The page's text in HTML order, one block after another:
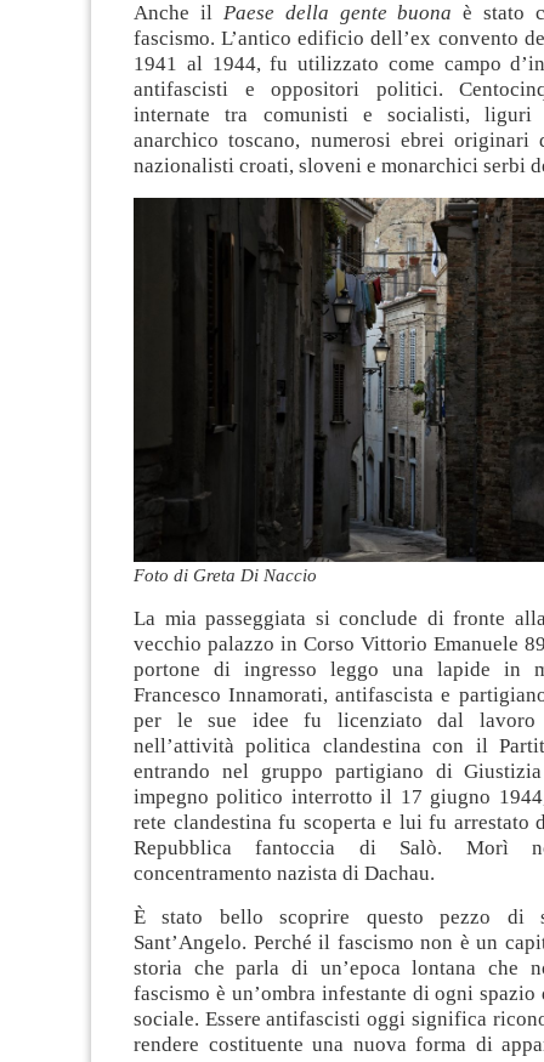
Anche il Paese della gente buona è stato
fascismo. L’antico edificio dell’ex convento
1941 al 1944, fu utilizzato come campo
antifascisti e oppositori politici.
internate tra comunisti e socialisti,
anarchico toscano, numerosi ebrei originari
nazionalisti croati, sloveni e monarchici serbi
Foto di Greta Di Naccio
La mia passeggiata si conclude di fronte
vecchio palazzo in Corso Vittorio Emanuele
portone di ingresso leggo una lapide in
Francesco Innamorati, antifascista e
per le sue idee fu licenziato dal lavoro
nell’attività politica clandestina con il
entrando nel gruppo partigiano di
impegno politico interrotto il 17 giugno
rete clandestina fu scoperta e lui fu arrestato
Repubblica fantoccia di Salò. Morì
concentramento nazista di Dachau.
È stato bello scoprire questo pezzo di
Sant’Angelo. Perché il fascismo non è un
storia che parla di un’epoca lontana che
fascismo è un’ombra infestante di ogni spazio
sociale. Essere antifascisti oggi significa
rendere costituente una nuova forma di